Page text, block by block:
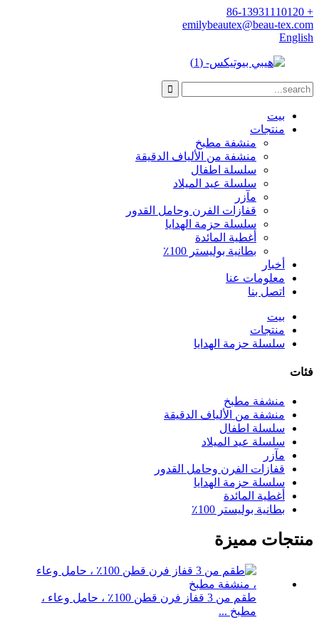
+ 86-13931110120
emilybeautex@beau-tex.com
English
بيت
منتجات
منشفة مطبخ
منشفة من الألياف الدقيقة
سلسلة اطفال
سلسلة عيد الميلاد
مآزر
قفازات الفرن وحامل القدور
سلسلة حزمة الهدايا
أغطية المائدة
بطانية بوليستر 100٪
أخبار
معلومات عنا
اتصل بنا
بيت
منتجات
سلسلة حزمة الهدايا
فئات
منشفة مطبخ
منشفة من الألياف الدقيقة
سلسلة اطفال
سلسلة عيد الميلاد
مآزر
قفازات الفرن وحامل القدور
سلسلة حزمة الهدايا
أغطية المائدة
بطانية بوليستر 100٪
منتجات مميزة
طقم من 3 قفاز فرن قطن 100٪ ، حامل وعاء ،
مطبخ ...